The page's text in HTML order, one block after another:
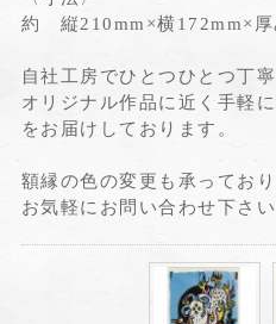
約 縦210mm×横172mm×厚
自社工房でひとつひとつ丁
オリジナル作品に近く手軽
をお届けしております。
額縁の色の変更も承っており
お気軽にお問い合わせ下さい